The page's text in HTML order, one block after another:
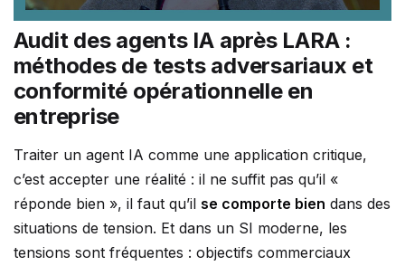
Audit des agents IA après LARA :
méthodes de tests adversariaux et
conformité opérationnelle en
entreprise
Traiter un agent IA comme une application critique,
c’est accepter une réalité : il ne suffit pas qu’il «
réponde bien », il faut qu’il se comporte bien dans des
situations de tension. Et dans un SI moderne, les
tensions sont fréquentes : objectifs commerciaux